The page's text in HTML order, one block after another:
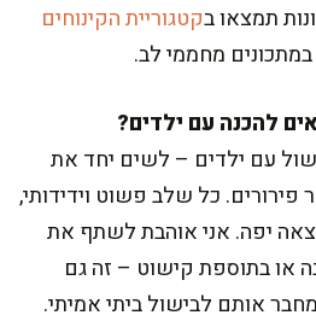
תמצאו בקטגוריית הקינוחים
מחממי לב.
עם ילדים – לשים יחד את
פירורים. כל שלב פשוט וידידותי,
יפה. אני אוהבת לשתף את
או בתוספת קישוט – זה גם
אותם לבישול ביתי אמיתי.